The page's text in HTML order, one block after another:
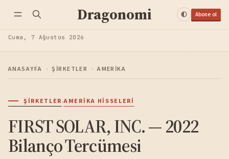
Dragonomi Abone ol
Cuma, 7 Ağustos 2026
ANASAYFA › ŞIRKETLER › AMERIKA
ŞIRKETLER·AMERIKA HISSELERI
FIRST SOLAR, INC. — 2022
Bilanço Tercümesi